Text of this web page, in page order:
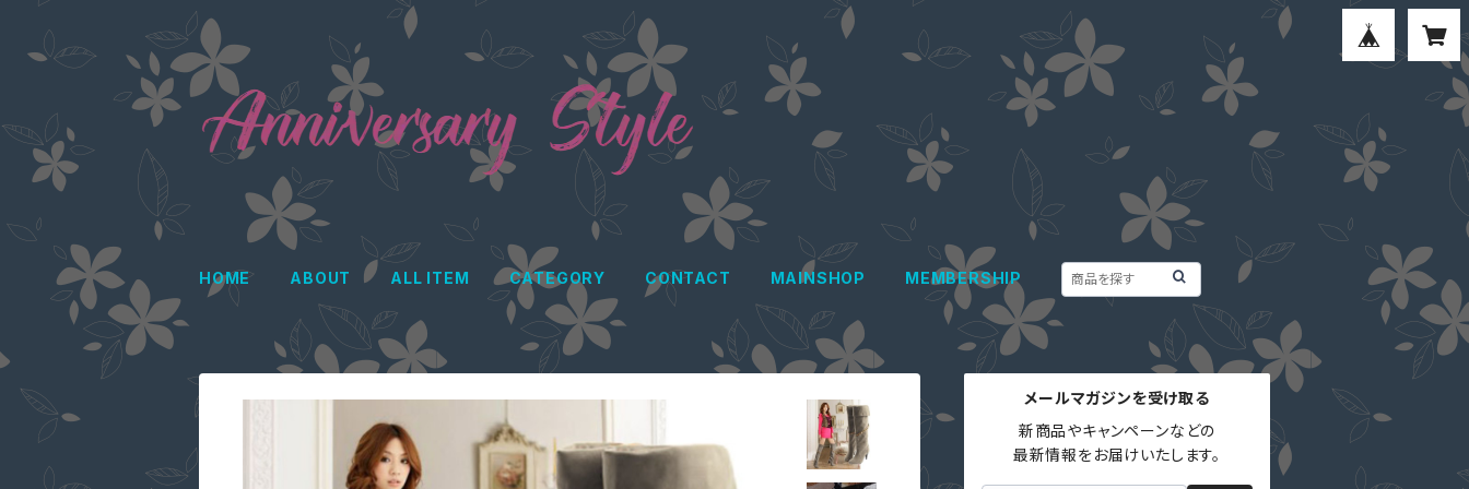
HOME ABOUT ALL ITEM CATEGORY CONTACT MAINSHOP MEMBERSHIP
メールマガジンを受け取る
新商品やキャンペーンなどの
最新情報をお届けいたします。